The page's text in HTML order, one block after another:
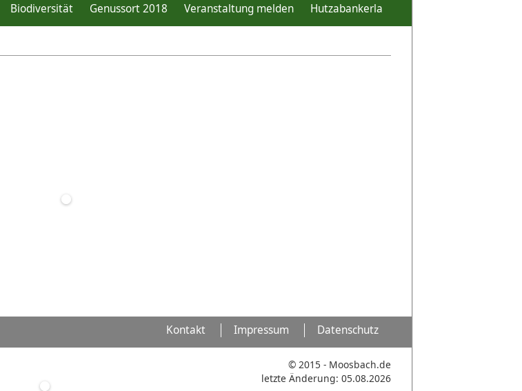
Biodiversität Genussort 2018 Veranstaltung melden Hutzabankerla
Kontakt Impressum Datenschutz
© 2015 - Moosbach.de
letzte Änderung: 05.08.2026